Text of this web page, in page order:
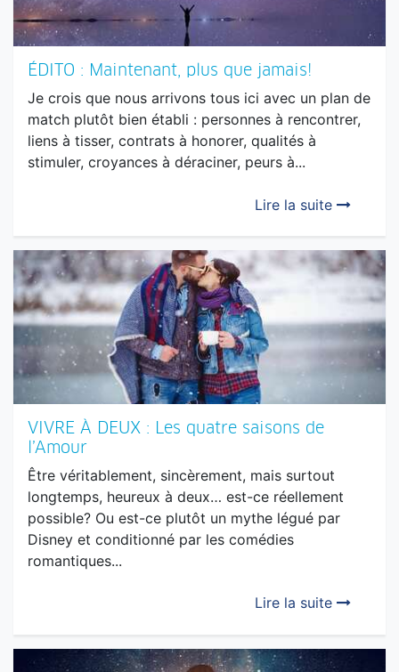
ÉDITO : Maintenant, plus que jamais!
Je crois que nous arrivons tous ici avec un plan de
match plutôt bien établi : personnes à rencontrer,
liens à tisser, contrats à honorer, qualités à
stimuler, croyances à déraciner, peurs à...
Lire la suite
VIVRE À DEUX : Les quatre saisons de
l’Amour
Être véritablement, sincèrement, mais surtout
longtemps, heureux à deux… est-ce réellement
possible? Ou est-ce plutôt un mythe légué par
Disney et conditionné par les comédies
romantiques...
Lire la suite